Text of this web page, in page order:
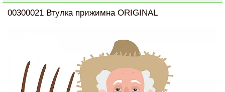
00300021 Втулка прижимна ORIGINAL